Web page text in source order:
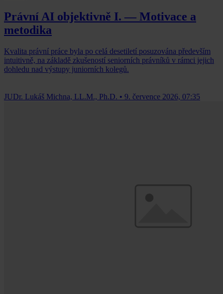
Právní AI objektivně I. — Motivace a
metodika
Kvalita právní práce byla po celá desetiletí posuzována především
intuitivně, na základě zkušeností seniorních právníků v rámci jejich
dohledu nad výstupy juniorních kolegů.
JUDr. Lukáš Michna, LL.M., Ph.D. • 9. července 2026, 07:35